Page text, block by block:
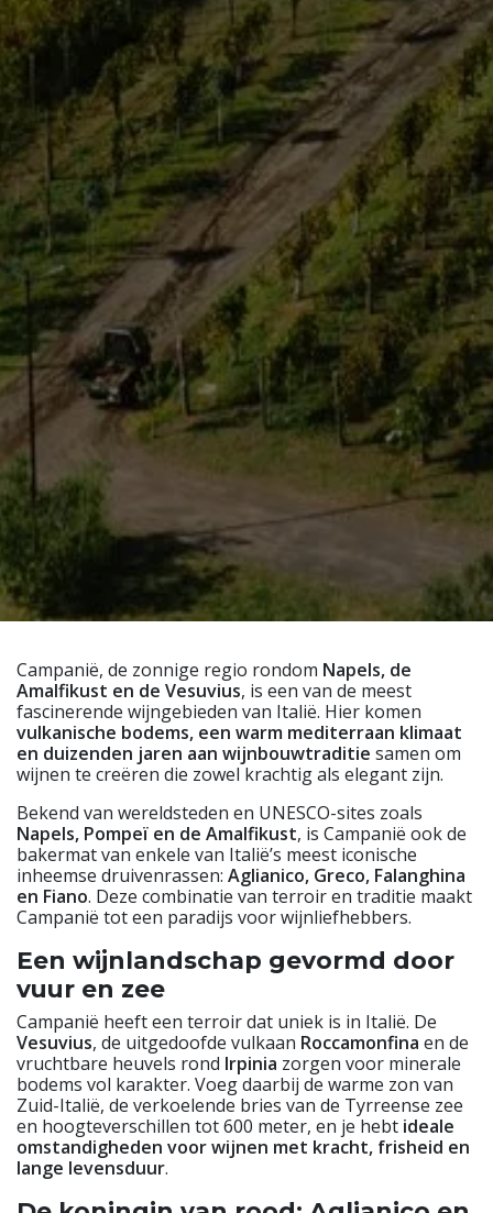
Campanië, de zonnige regio rondom Napels, de
Amalfikust en de Vesuvius, is een van de meest
fascinerende wijngebieden van Italië. Hier komen
vulkanische bodems, een warm mediterraan klimaat
en duizenden jaren aan wijnbouwtraditie samen om
wijnen te creëren die zowel krachtig als elegant zijn.
Bekend van wereldsteden en UNESCO-sites zoals
Napels, Pompeï en de Amalfikust, is Campanië ook de
bakermat van enkele van Italië’s meest iconische
inheemse druivenrassen: Aglianico, Greco, Falanghina
en Fiano. Deze combinatie van terroir en traditie maakt
Campanië tot een paradijs voor wijnliefhebbers.
Een wijnlandschap gevormd door
vuur en zee
Campanië heeft een terroir dat uniek is in Italië. De
Vesuvius, de uitgedoofde vulkaan Roccamonfina en de
vruchtbare heuvels rond Irpinia zorgen voor minerale
bodems vol karakter. Voeg daarbij de warme zon van
Zuid-Italië, de verkoelende bries van de Tyrreense zee
en hoogteverschillen tot 600 meter, en je hebt ideale
omstandigheden voor wijnen met kracht, frisheid en
lange levensduur.